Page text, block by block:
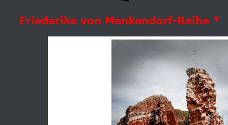
Friederike von Menkendorf-Reihe *